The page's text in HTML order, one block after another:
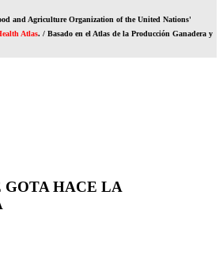
and Agriculture Organization of the United Nations'
Atlas. / Basado en el Atlas de la Producción Ganadera y
GOTA HACE LA